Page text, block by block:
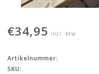
€34,95 Incl. btw
Artikelnummer:
SKU: